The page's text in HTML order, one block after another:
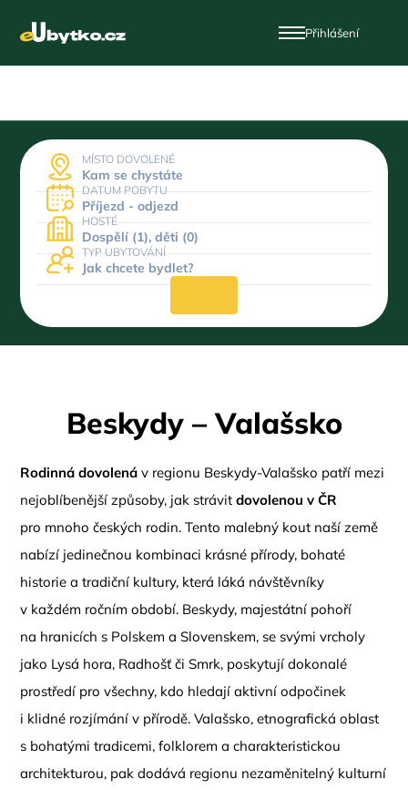
Přihlášení
MÍSTO DOVOLENÉ
Kam se chystáte
DATUM POBYTU
Příjezd - odjezd
HOSTÉ
Dospělí (1), děti (0)
TYP UBYTOVÁNÍ
Jak chcete bydlet?
Beskydy – Valašsko
Rodinná dovolená v regionu Beskydy-Valašsko patří mezi
nejoblíbenější způsoby, jak strávitdovolenou v ČR
pro mnoho českých rodin. Tento malebný kout naší země
nabízí jedinečnou kombinaci krásné přírody, bohaté
historie a tradiční kultury, která láká návštěvníky
v každém ročním období. Beskydy, majestátní pohoří
na hranicích s Polskem a Slovenskem, se svými vrcholy
jako Lysá hora, Radhošť či Smrk, poskytují dokonalé
prostředí pro všechny, kdo hledají aktivní odpočinek
i klidné rozjímání v přírodě. Valašsko, etnografická oblast
s bohatými tradicemi, folklorem a charakteristickou
architekturou, pak dodává regionu nezaměnitelný kulturní